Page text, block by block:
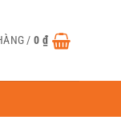
/0 ₫